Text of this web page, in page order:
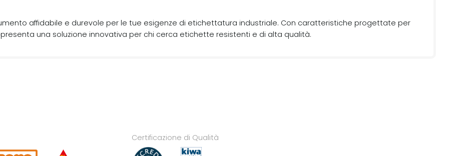
affidabile e durevole per le tue esigenze di etichettatura industriale. Con caratteristiche progettate per
una soluzione innovativa per chi cerca etichette resistenti e di alta qualità.
Certificazione di Qualità